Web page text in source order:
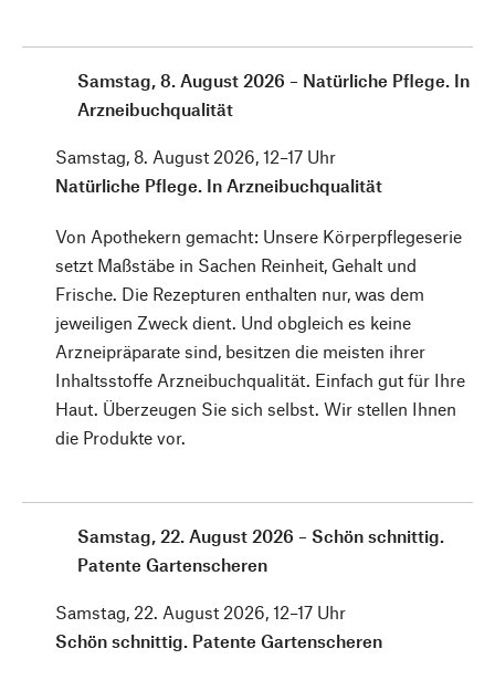
Samstag, 8. August 2026 – Natürliche Pflege. In
Arzneibuchqualität
Samstag, 8. August 2026, 12–17 Uhr
Natürliche Pflege. In Arzneibuchqualität
Von Apothekern gemacht: Unsere Körperpflegeserie
setzt Maßstäbe in Sachen Reinheit, Gehalt und
Frische. Die Rezepturen enthalten nur, was dem
jeweiligen Zweck dient. Und obgleich es keine
Arzneipräparate sind, besitzen die meisten ihrer
Inhaltsstoffe Arzneibuchqualität. Einfach gut für Ihre
Haut. Überzeugen Sie sich selbst. Wir stellen Ihnen
die Produkte vor.
Samstag, 22. August 2026 – Schön schnittig.
Patente Gartenscheren
Samstag, 22. August 2026, 12–17 Uhr
Schön schnittig. Patente Gartenscheren